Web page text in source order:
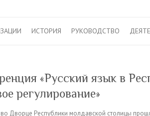
ИСТОРИЯ РУКОВОДСТВО
«Русский язык в
регулирование»
Дворце Республики молдавской столицы